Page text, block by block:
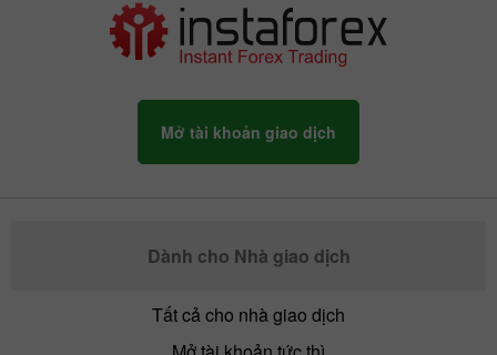
Mở tài khoản giao dịch
Dành cho Nhà giao dịch
Tất cả cho nhà giao dịch